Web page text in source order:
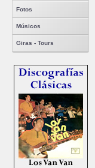
Fotos
Músicos
Giras - Tours